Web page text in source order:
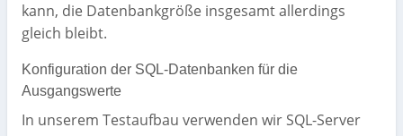
kann, die Datenbankgröße insgesamt allerdings
gleich bleibt.
Konfiguration der SQL-Datenbanken für die
Ausgangswerte
In unserem Testaufbau verwenden wir SQL-Server